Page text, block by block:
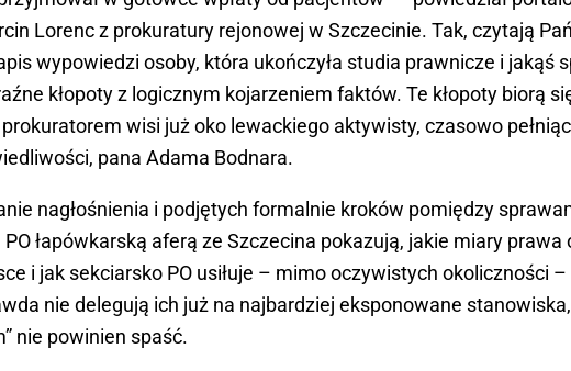
Lorenc z prokuratury rejonowej w Szczecinie. Tak, czytają
wypowiedzi osoby, która ukończyła studia prawnicze i jakąś
kłopoty z logicznym kojarzeniem faktów. Te kłopoty biorą
wisi już oko lewackiego aktywisty, czasowo
pana Adama Bodnara.
nagłośnienia i podjętych formalnie kroków pomiędzy
łapówkarską aferą ze Szczecina pokazują, jakie miary prawa
i jak sekciarsko PO usiłuje – mimo oczywistych okoliczności
nie delegują ich już na najbardziej eksponowane
nie powinien spaść.